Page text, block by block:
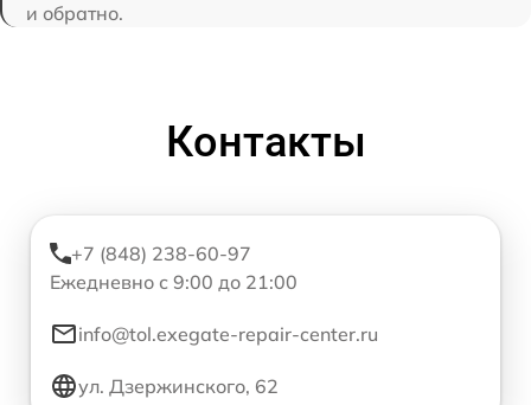
и обратно.
Контакты
+7 (848) 238-60-97
Ежедневно с 9:00 до 21:00
info@tol.exegate-repair-center.ru
ул. Дзержинского, 62